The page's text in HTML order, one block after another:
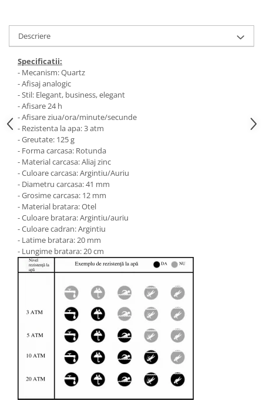
Descriere
Specificatii:
- Mecanism: Quartz
- Afisaj analogic
- Stil: Elegant, business, elegant
- Afisare 24 h
- Afisare ziua/ora/minute/secunde
- Rezistenta la apa: 3 atm
- Greutate: 125 g
- Forma carcasa: Rotunda
- Material carcasa: Aliaj zinc
- Culoare carcasa: Argintiu/Auriu
- Diametru carcasa: 41 mm
- Grosime carcasa: 12 mm
- Material bratara: Otel
- Culoare bratara: Argintiu/auriu
- Culoare cadran: Argintiu
- Latime bratara: 20 mm
- Lungime bratara: 20 cm